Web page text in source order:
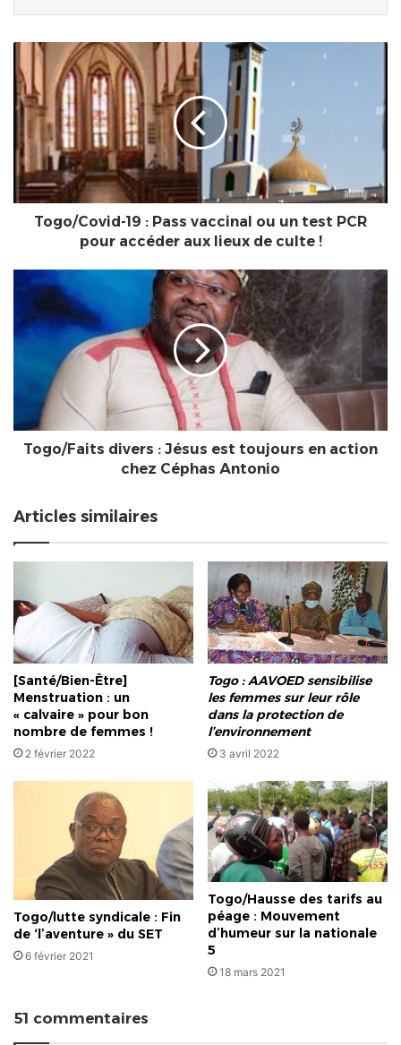
Togo/Covid-
19
Pass
vaccinal
ou
un
test
PCR
culte
Togo/Covid-19 : Pass vaccinal ou un test PCR
pour accéder aux lieux de culte !
Togo/Faits
Jésus
chez
Céphas
Togo/Faits divers : Jésus est toujours en action
chez Céphas Antonio
Articles similaires
[Santé/Bien-Être]
Menstruation : un
« calvaire » pour bon
nombre de femmes !
2 février 2022
Togo : AAVOED sensibilise
les femmes sur leur rôle
dans la protection de
l’environnement
3 avril 2022
Togo/lutte syndicale : Fin
de ‘l’aventure » du SET
6 février 2021
Togo/Hausse des tarifs au
péage : Mouvement
d’humeur sur la nationale
5
18 mars 2021
51 commentaires